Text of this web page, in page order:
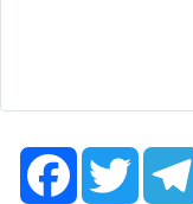
FacebookTwitter